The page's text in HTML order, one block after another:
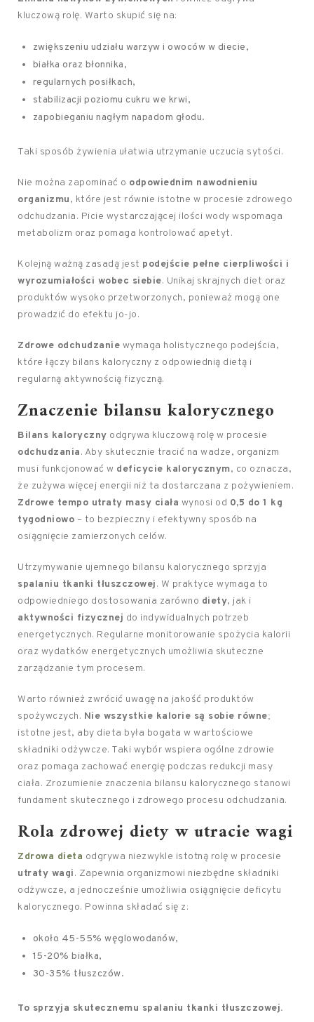
kluczową rolę. Warto skupić się na:
zwiększeniu udziału warzyw i owoców w diecie,
białka oraz błonnika,
regularnych posiłkach,
stabilizacji poziomu cukru we krwi,
zapobieganiu nagłym napadom głodu.
Taki sposób żywienia ułatwia utrzymanie uczucia sytości.
Nie można zapominać o odpowiednim nawodnieniu
organizmu, które jest równie istotne w procesie zdrowego
odchudzania. Picie wystarczającej ilości wody wspomaga
metabolizm oraz pomaga kontrolować apetyt.
Kolejną ważną zasadą jest podejście pełne cierpliwości i
wyrozumiałości wobec siebie. Unikaj skrajnych diet oraz
produktów wysoko przetworzonych, ponieważ mogą one
prowadzić do efektu jo-jo.
Zdrowe odchudzanie wymaga holistycznego podejścia,
które łączy bilans kaloryczny z odpowiednią dietą i
regularną aktywnością fizyczną.
Znaczenie bilansu kalorycznego
Bilans kaloryczny odgrywa kluczową rolę w procesie
odchudzania. Aby skutecznie tracić na wadze, organizm
musi funkcjonować w deficycie kalorycznym, co oznacza,
że zużywa więcej energii niż ta dostarczana z pożywieniem.
Zdrowe tempo utraty masy ciała wynosi od 0,5 do 1 kg
tygodniowo – to bezpieczny i efektywny sposób na
osiągnięcie zamierzonych celów.
Utrzymywanie ujemnego bilansu kalorycznego sprzyja
spalaniu tkanki tłuszczowej. W praktyce wymaga to
odpowiedniego dostosowania zarówno diety, jak i
aktywności fizycznej do indywidualnych potrzeb
energetycznych. Regularne monitorowanie spożycia kalorii
oraz wydatków energetycznych umożliwia skuteczne
zarządzanie tym procesem.
Warto również zwrócić uwagę na jakość produktów
spożywczych. Nie wszystkie kalorie są sobie równe;
istotne jest, aby dieta była bogata w wartościowe
składniki odżywcze. Taki wybór wspiera ogólne zdrowie
oraz pomaga zachować energię podczas redukcji masy
ciała. Zrozumienie znaczenia bilansu kalorycznego stanowi
fundament skutecznego i zdrowego procesu odchudzania.
Rola zdrowej diety w utracie wagi
Zdrowa dieta odgrywa niezwykle istotną rolę w procesie
utraty wagi. Zapewnia organizmowi niezbędne składniki
odżywcze, a jednocześnie umożliwia osiągnięcie deficytu
kalorycznego. Powinna składać się z:
około 45-55% węglowodanów,
15-20% białka,
30-35% tłuszczów.
To sprzyja skutecznemu spalaniu tkanki tłuszczowej.